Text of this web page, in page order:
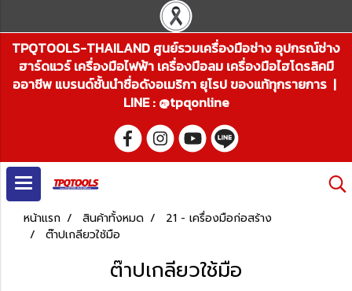
TPQTOOLS-THAILAND ศูนย์รวมเครื่องมือช่าง อุปกรณ์ช่าง
ฮาร์ดแวร์ เครื่องมือไฟฟ้า เครื่องมือลม เครื่องมือไฮโดรลิคมื
ออาชีพ แบรนด์ชั้นนำชื่อดังอเมริกา ยุโรป ของแท้ทุกรายการ |
LINE : @tpqonline
หน้าแรก สินค้าทั้งหมด
21 - เครื่องมือก่อสร้าง
ต๊าปเกลียวใช้มือ
ต๊าปเกลียวใช้มือ